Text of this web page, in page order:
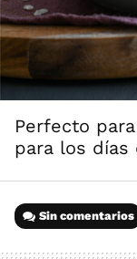
Perfecto
para los días
Sin comentarios